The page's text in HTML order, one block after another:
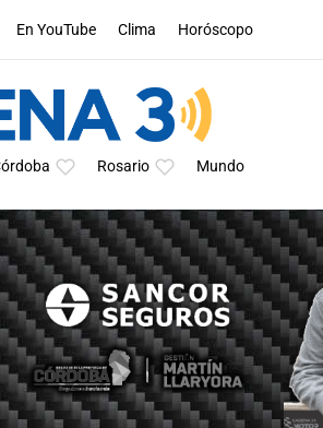
En YouTube Clima Horóscopo
Rosario Mundo